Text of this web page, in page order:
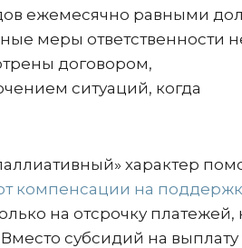
ежемесячно равными
меры ответственности
договором,
ситуаций, когда
характер
компенсации на
на отсрочку платежей,
субсидий на выплату